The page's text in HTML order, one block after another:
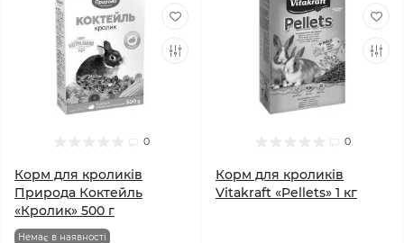
0
Корм для кроликів
Природа Коктейль
«Кролик» 500 г
Немає в наявності
0
Корм для кроликів
Vitakraft «Pellets» 1 кг